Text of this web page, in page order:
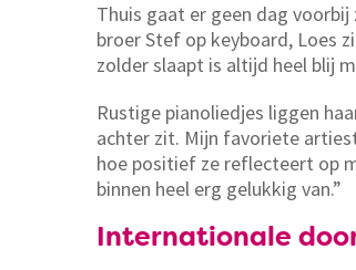
Thuis gaat er geen dag
broer Stef op keyboard, Loes
zolder slaapt is altijd heel blij
Rustige pianoliedjes liggen
achter zit. Mijn favoriete
hoe positief ze reflecteert op
binnen heel erg gelukkig van.”
Internationale